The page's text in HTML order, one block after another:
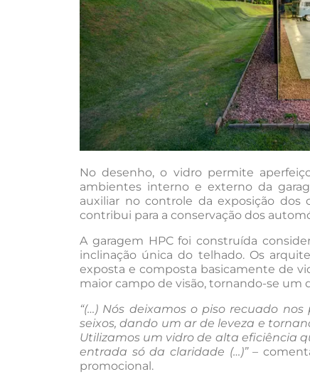
No desenho, o vidro permite
ambientes interno e externo da
auxiliar no controle da exposição
contribui para a conservação dos
A garagem HPC foi construída
inclinação única do telhado. Os
exposta e composta basicamente de
maior campo de visão, tornando-se
“(…) Nós deixamos o piso recuado
seixos, dando um ar de leveza e
Utilizamos um vidro de alta eficiência
entrada só da claridade (…)”–
promocional.